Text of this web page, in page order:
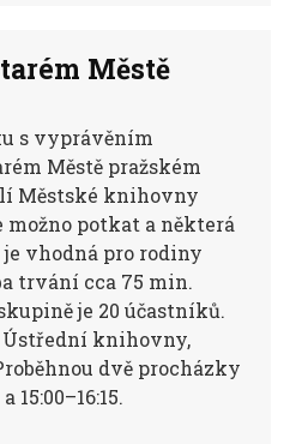
Městě
s vyprávěním
Městě pražském
Městské knihovny
možno potkat a některá
vhodná pro rodiny
trvání cca 75 min.
je 20 účastníků.
Ústřední knihovny,
dvě procházky
15:00–16:15.